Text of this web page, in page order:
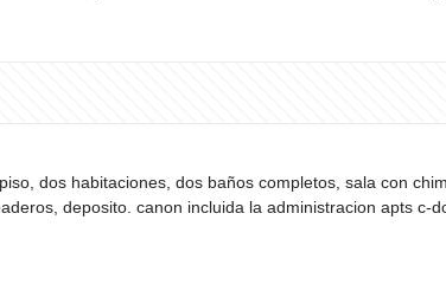
dos habitaciones, dos baños completos, sala con
deposito. canon incluida la administracion apts c-